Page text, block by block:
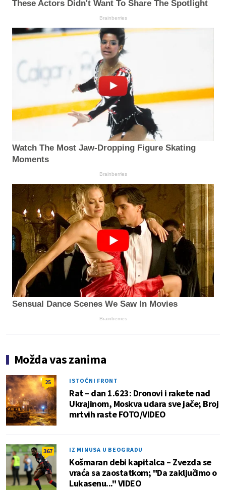
These Actors Didn't Want To Share The Spotlight
Brainberries
Watch The Most Jaw‑Dropping Figure Skating
Moments
Brainberries
Sensual Dance Scenes We Saw In Movies
Brainberries
Možda vas zanima
25 ISTOČNI FRONT
Rat – dan 1.623: Dronovi i rakete nad
Ukrajinom, Moskva udara sve jače; Broj
mrtvih raste FOTO/VIDEO
367 IZ MINUSA U BEOGRADU
Košmaran debi kapitalca – Zvezda se
vraća sa zaostatkom; "Da zaključimo o
Lukasenu..." VIDEO